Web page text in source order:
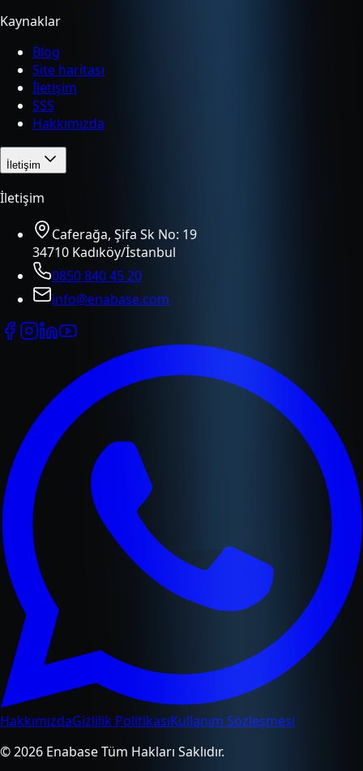
Kaynaklar
Blog
Site haritası
İletişim
SSS
Hakkımızda
İletişim
İletişim
Caferağa, Şifa Sk No: 19
34710 Kadıköy/İstanbul
0850 840 45 20
info@enabase.com
HakkımızdaGizlilik PolitikasıKullanım Sözleşmesi
© 2026 Enabase Tüm Hakları Saklıdır.